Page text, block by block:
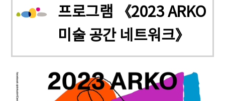
프로그램 《2023 ARKO
미술 공간 네트워크》